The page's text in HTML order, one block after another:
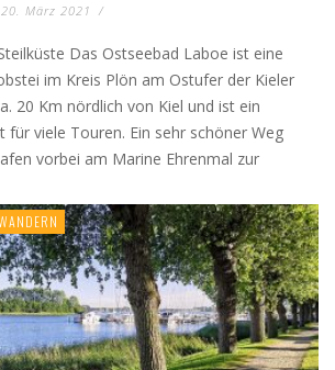
20. März 2021 /
Das Ostseebad Laboe ist eine
im Kreis Plön am Ostufer der Kieler
20 Km nördlich von Kiel und ist ein
für viele Touren. Ein sehr schöner Weg
vorbei am Marine Ehrenmal zur